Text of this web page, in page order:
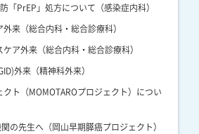
「PrEP」処方について（感染症内科）
来（総合内科・総合診療科）
ア外来（総合内科・総合診療科）
外来（精神科外来）
ト（MOMOTAROプロジェクト）につい
の先生へ（岡山早期膵癌プロジェクト）